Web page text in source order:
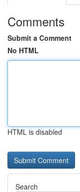
Comments
Submit a Comment
No HTML
HTML is disabled
Search